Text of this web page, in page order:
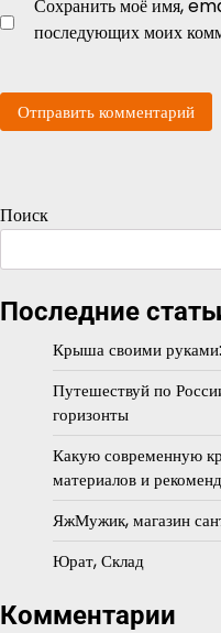
Сохранить моё имя,
последующих моих
Поиск
Последние
Крыша своими
Путешествуй по
горизонты
Какую современную
материалов и
ЯжМужик, магазин
Юрат, Склад
Комментарии